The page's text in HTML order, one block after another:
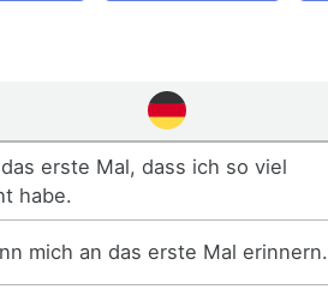
erste Mal, dass ich so viel
habe.
mich an das erste Mal erinnern.